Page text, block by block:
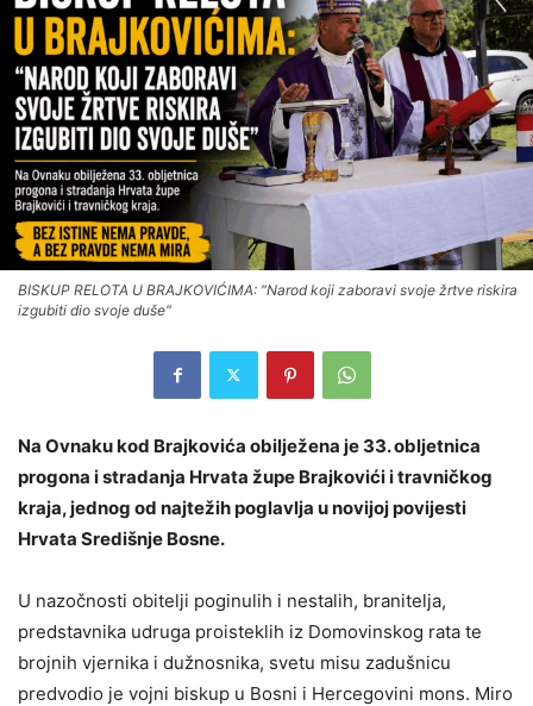
BISKUP RELOTA U BRAJKOVIĆIMA: "Narod koji zaboravi svoje žrtve riskira
izgubiti dio svoje duše"
Na Ovnaku kod Brajkovića obilježena je 33. obljetnica
progona i stradanja Hrvata župe Brajkovići i travničkog
kraja, jednog od najtežih poglavlja u novijoj povijesti
Hrvata Središnje Bosne.
U nazočnosti obitelji poginulih i nestalih, branitelja,
predstavnika udruga proisteklih iz Domovinskog rata te
brojnih vjernika i dužnosnika, svetu misu zadušnicu
predvodio je vojni biskup u Bosni i Hercegovini mons. Miro